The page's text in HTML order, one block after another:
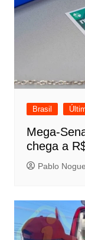
Brasil
Mega-
chega a
Pablo